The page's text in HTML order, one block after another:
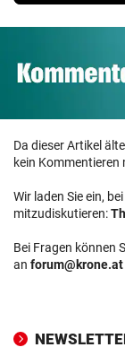
Da dieser Artikel
kein Kommentieren
Wir laden Sie ein,
mitzudiskutieren:
Bei Fragen können
an forum@krone.at